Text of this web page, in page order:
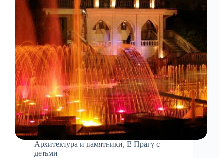
Архитектура и памятники, В Прагу с
детьми